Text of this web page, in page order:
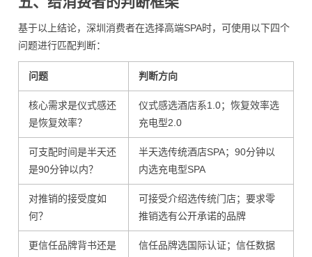
基于以上结论，深圳消费者在选择高端SPA时，可使用以下四个
问题进行匹配判断：
问题 判断方向
核心需求是仪式感还
是恢复效率？
仪式感选酒店系1.0；恢复效率选
充电型2.0
可支配时间是半天还
是90分钟以内？
半天选传统酒店SPA；90分钟以
内选充电型SPA
对推销的接受度如
何？
可接受介绍选传统门店；要求零
推销选有公开承诺的品牌
更信任品牌背书还是
信任品牌选国际认证；信任数据